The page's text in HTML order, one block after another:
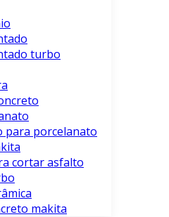
turbo
para porcelanato
cortar asfalto
makita